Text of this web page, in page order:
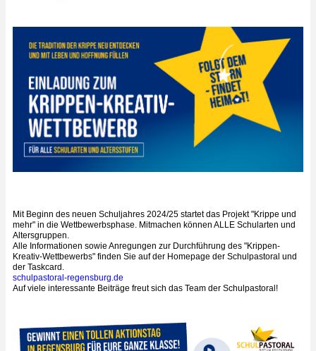
Mit Beginn des neuen Schuljahres 2024/25 startet das Projekt "Krippe und
mehr" in die Wettbewerbsphase. Mitmachen können ALLE Schularten und
Altersgruppen.
Alle Informationen sowie Anregungen zur Durchführung des "Krippen-
Kreativ-Wettbewerbs" finden Sie auf der Homepage der Schulpastoral und
der Taskcard.
schulpastoral-regensburg.de
Auf viele interessante Beiträge freut sich das Team der Schulpastoral!